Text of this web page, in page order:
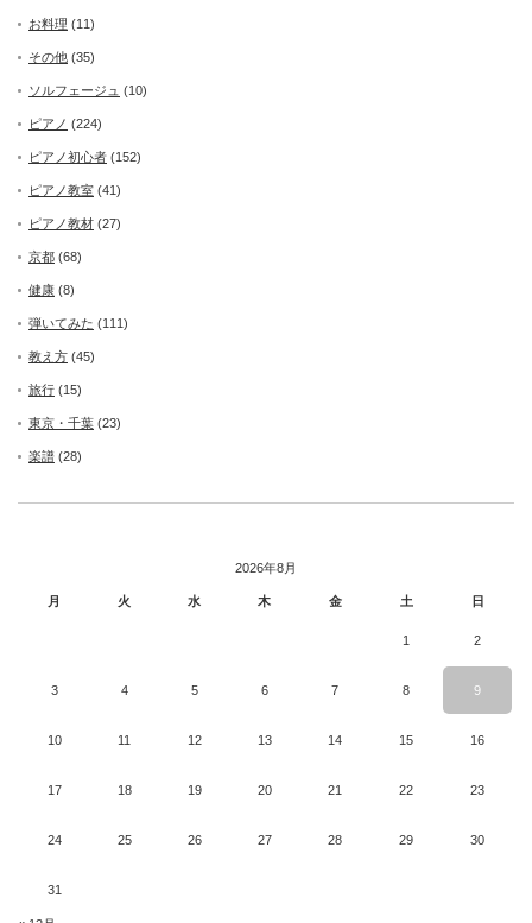
お料理 (11)
その他 (35)
ソルフェージュ (10)
ピアノ (224)
ピアノ初心者 (152)
ピアノ教室 (41)
ピアノ教材 (27)
京都 (68)
健康 (8)
弾いてみた (111)
教え方 (45)
旅行 (15)
東京・千葉 (23)
楽譜 (28)
2026年8月
月 火 水 木 金 土 日
1 2
3 4 5 6 7 8 9
10 11 12 13 14 15 16
17 18 19 20 21 22 23
24 25 26 27 28 29 30
31